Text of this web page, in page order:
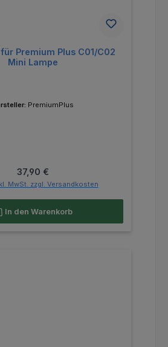
Premium Plus C01/C02
Mini Lampe
PremiumPlus
Regulärer Preis:
37,90 €
MwSt. zzgl. Versandkosten
In den Warenkorb